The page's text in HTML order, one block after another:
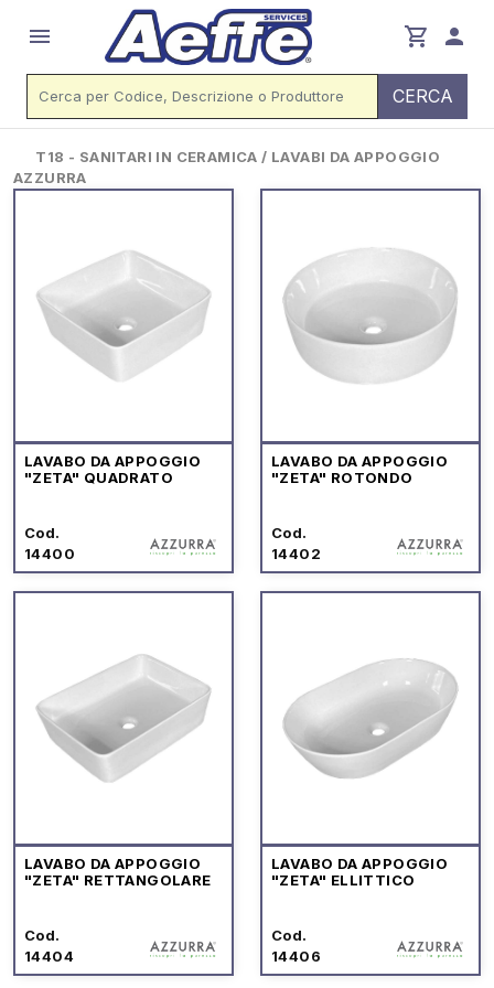
menu shopping_cart person
CERCA
T18 - SANITARI IN CERAMICA / LAVABI DA APPOGGIO
AZZURRA
LAVABO DA APPOGGIO
"ZETA" QUADRATO
Cod.
14400
LAVABO DA APPOGGIO
"ZETA" ROTONDO
Cod.
14402
LAVABO DA APPOGGIO
"ZETA" RETTANGOLARE
Cod.
14404
LAVABO DA APPOGGIO
"ZETA" ELLITTICO
Cod.
14406